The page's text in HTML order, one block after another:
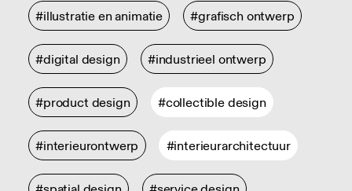
#illustratie en animatie #grafisch ontwerp
#digital design #industrieel ontwerp
#product design #collectible design
#interieurontwerp #interieurarchitectuur